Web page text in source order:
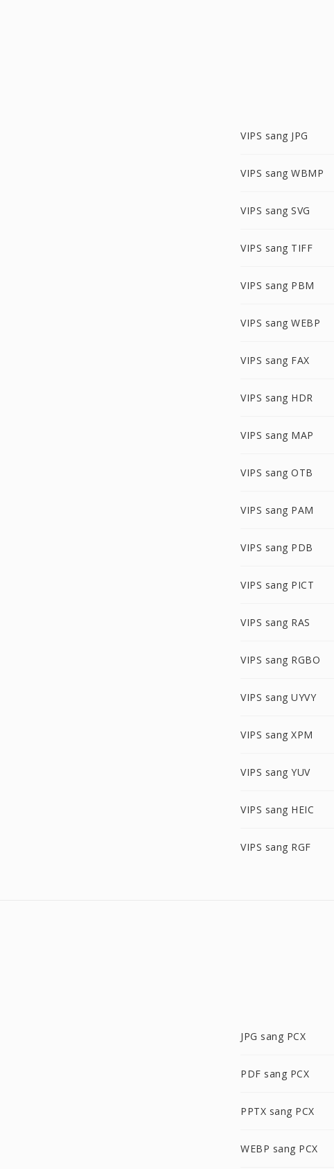
VIPS sang JPG
VIPS sang WBMP
VIPS sang SVG
VIPS sang TIFF
VIPS sang PBM
VIPS sang WEBP
VIPS sang FAX
VIPS sang HDR
VIPS sang MAP
VIPS sang OTB
VIPS sang PAM
VIPS sang PDB
VIPS sang PICT
VIPS sang RAS
VIPS sang RGBO
VIPS sang UYVY
VIPS sang XPM
VIPS sang YUV
VIPS sang HEIC
VIPS sang RGF
JPG sang PCX
PDF sang PCX
PPTX sang PCX
WEBP sang PCX